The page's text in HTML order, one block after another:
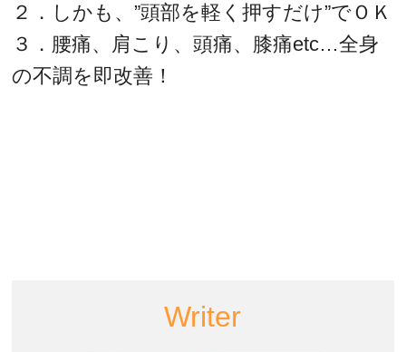
２．しかも、”頭部を軽く押すだけ”でＯＫ
３．腰痛、肩こり、頭痛、膝痛etc…全身
の不調を即改善！
Writer